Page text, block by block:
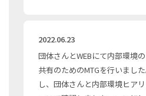
2022.06.23
団体さんとWEBにて内部環境
共有のためのMTGを行いまし
し、団体さんと内部環境ヒア